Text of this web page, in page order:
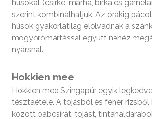
húsokat (csirke, marha, birka és
szerint kombinálhatjuk. Az órákig
húsok gyakorlatilag elolvadnak a
mogyorómártással együtt nehéz
nyársnál.
Hokkien mee
Hokkien mee Szingapúr egyik
tésztaétele. A tojásból és fehér
között babcsírát, tojást,